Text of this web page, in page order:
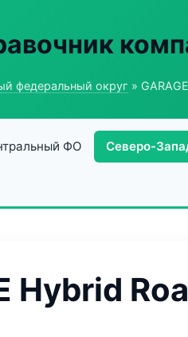
федеральный округ »
ФО Северо-
Hybrid